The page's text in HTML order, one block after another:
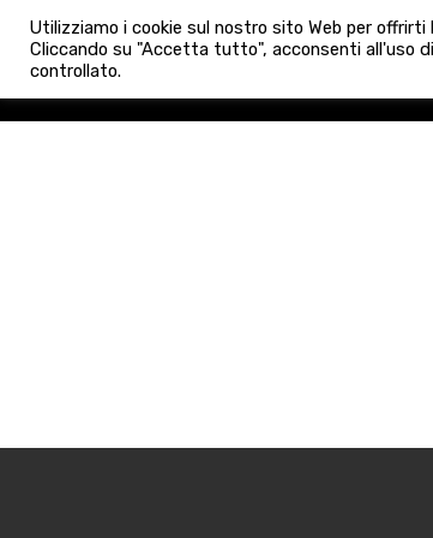
HOME
info@admaioraimmobiliare.it
Utilizziamo i cookie sul nostro sito Web per
Cliccando su "Accetta tutto", acconsenti all'uso
controllato.